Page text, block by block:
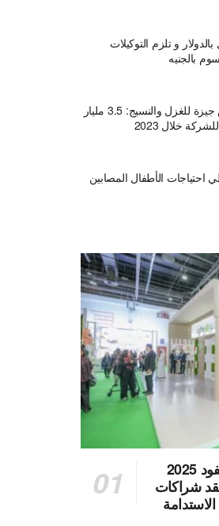
و تلزم التوكيلات
بالجنيه
فاضل مرزوق رئيس جيزة للغزل والنسيج: 3.5 مليار
خلال 2023
احتياجات الأطفال المصابين
أغذية تُعزز ريادتها في جلفود 2025
شراكات